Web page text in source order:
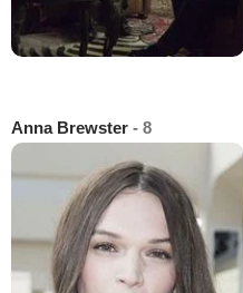
Anna Brewster - 8